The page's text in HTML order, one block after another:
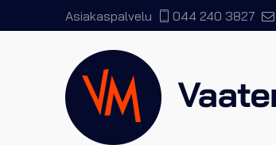
Asiakaspalvelu 044 240 3827